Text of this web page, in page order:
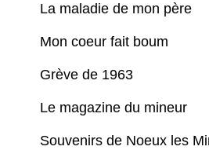
La maladie de mon père
Mon coeur fait boum
Grève de 1963
Le magazine du mineur
Souvenirs de Noeux les